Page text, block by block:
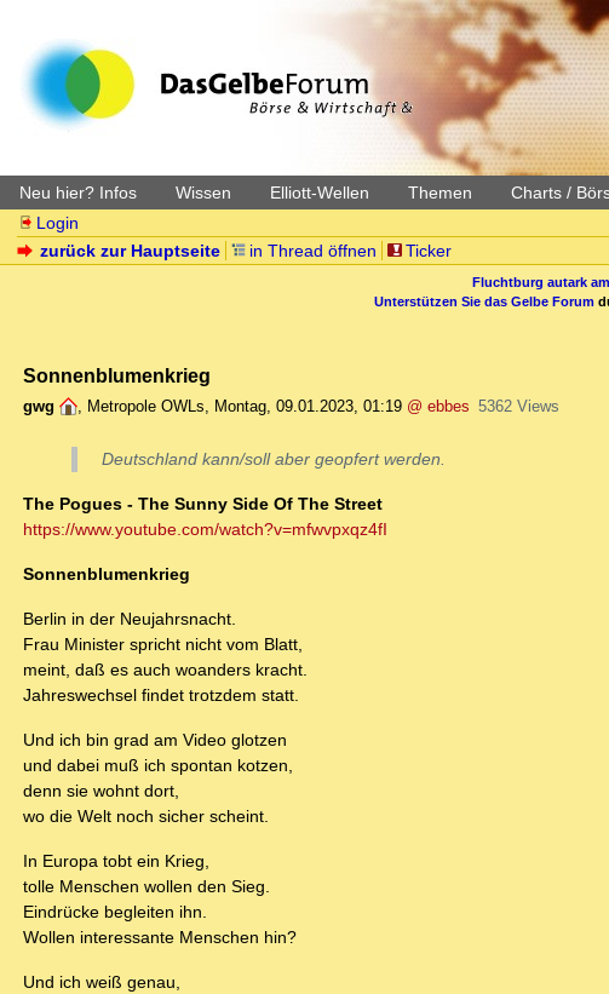
Neu hier? Infos Wissen Elliott-Wellen Themen Charts /
Login
zurück zur Hauptseite
in Thread öffnen Ticker
Fluchtburg autark
Unterstützen Sie das Gelbe Forum
Sonnenblumenkrieg
gwg , Metropole OWLs, Montag, 09.01.2023, 01:19 @ ebbes 5362 Views
Deutschland kann/soll aber geopfert werden.
The Pogues - The Sunny Side Of The Street
https://www.youtube.com/watch?v=mfwvpxqz4fI
Sonnenblumenkrieg
Berlin in der Neujahrsnacht.
Frau Minister spricht nicht vom Blatt,
meint, daß es auch woanders kracht.
Jahreswechsel findet trotzdem statt.
Und ich bin grad am Video glotzen
und dabei muß ich spontan kotzen,
denn sie wohnt dort,
wo die Welt noch sicher scheint.
In Europa tobt ein Krieg,
tolle Menschen wollen den Sieg.
Eindrücke begleiten ihn.
Wollen interessante Menschen hin?
Und ich weiß genau,